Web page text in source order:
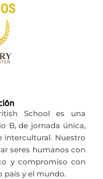
School es una
B, de jornada única,
intercultural. Nuestro
seres humanos con
y compromiso con
país y el mundo.